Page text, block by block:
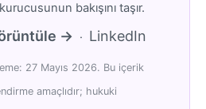
bakışını taşır.
→ · LinkedIn
27 Mayıs 2026. Bu içerik
amaçlıdır; hukuki